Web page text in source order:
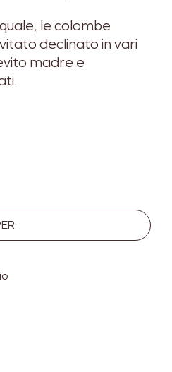
le colombe
declinato in vari
madre e